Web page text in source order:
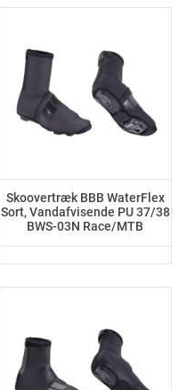
Skoovertræk BBB WaterFlex
Sort, Vandafvisende PU 37/38
BWS-03N Race/MTB